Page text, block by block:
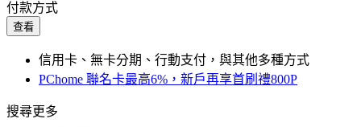
付款方式
查看
信用卡、無卡分期、行動支付，與其他多種方式
PChome 聯名卡最高6%，新戶再享首刷禮800P
搜尋更多